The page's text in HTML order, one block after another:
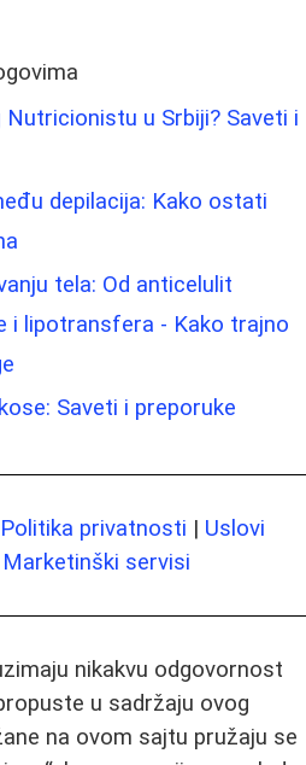
u Srbiji? Saveti i
depilacija: Kako ostati
tela: Od anticelulit
i lipotransfera - Kako trajno
Saveti i preporuke
Politika privatnosti | Uslovi
Marketinški servisi
nikakvu odgovornost
u sadržaju ovog
na ovom sajtu pružaju se